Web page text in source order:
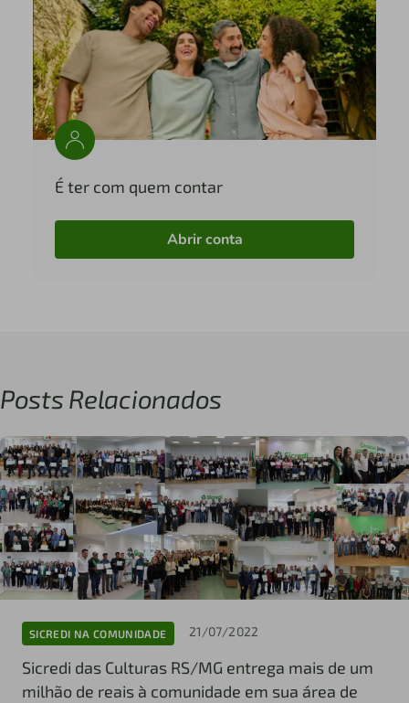
É ter com quem contar
Abrir conta
Posts Relacionados
SICREDI NA COMUNIDADE 21/07/2022
Sicredi das Culturas RS/MG entrega mais de um
milhão de reais à comunidade em sua área de